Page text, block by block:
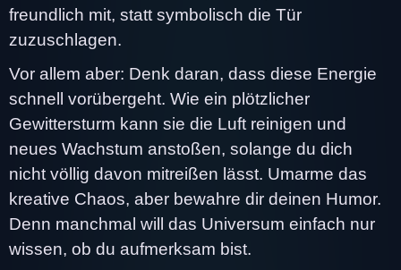
freundlich mit, statt symbolisch die Tür
zuzuschlagen.
Vor allem aber: Denk daran, dass diese Energie
schnell vorübergeht. Wie ein plötzlicher
Gewittersturm kann sie die Luft reinigen und
neues Wachstum anstoßen, solange du dich
nicht völlig davon mitreißen lässt. Umarme das
kreative Chaos, aber bewahre dir deinen Humor.
Denn manchmal will das Universum einfach nur
wissen, ob du aufmerksam bist.